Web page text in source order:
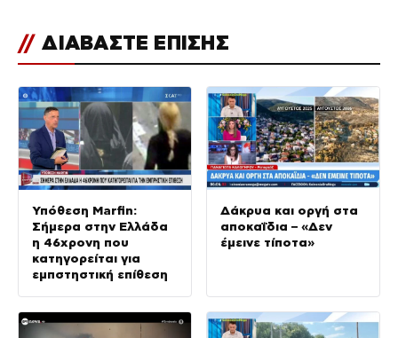
// ΔΙΑΒΑΣΤΕ ΕΠΙΣΗΣ
Υπόθεση Marfin:
Σήμερα στην Ελλάδα
η 46χρονη που
κατηγορείται για
εμπστηστική επίθεση
Δάκρυα και οργή στα
αποκαΐδια – «Δεν
έμεινε τίποτα»